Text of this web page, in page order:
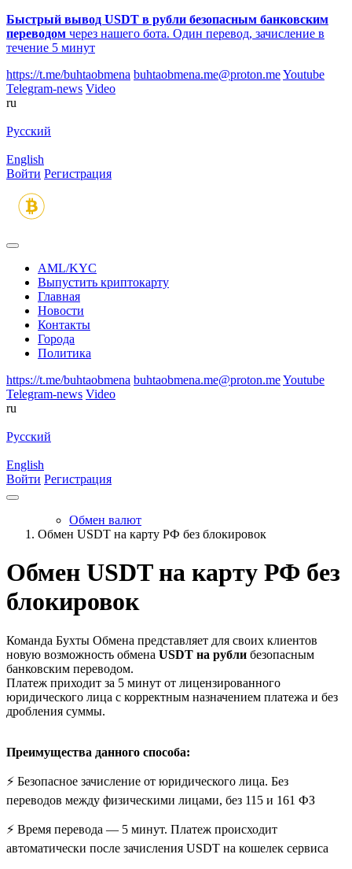
Быстрый вывод USDT в рубли безопасным банковским
переводом через нашего бота. Один перевод, зачисление в
течение 5 минут
https://t.me/buhtaobmena buhtaobmena.me@proton.meYoutube
Telegram-news Video
ru
Русский
English
Войти Регистрация
AML/KYC
Выпустить криптокарту
Главная
Новости
Контакты
Города
Политика
https://t.me/buhtaobmena buhtaobmena.me@proton.meYoutube
Telegram-news Video
ru
Русский
English
Войти Регистрация
Обмен валют
Обмен USDT на карту РФ без блокировок
Обмен USDT на карту РФ без
блокировок
Команда Бухты Обмена представляет для своих клиентов
новую возможность обмена USDT на рубли безопасным
банковским переводом.
Платеж приходит за 5 минут от лицензированного
юридического лица с корректным назначением платежа и без
дробления суммы.
Преимущества данного способа:
⚡️ Безопасное зачисление от юридического лица. Без
переводов между физическими лицами, без 115 и 161 ФЗ
⚡️ Время перевода — 5 минут. Платеж происходит
автоматически после зачисления USDT на кошелек сервиса